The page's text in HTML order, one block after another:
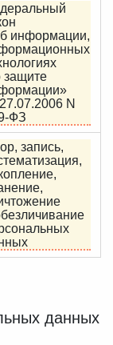
информации,
защите
N
ФЗ
запись,
данных